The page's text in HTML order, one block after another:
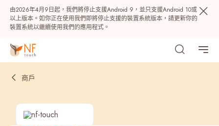
由2026年4月9日起，我們將停止支援Android 9，並只支援Android 10或
以上版本。如你正在使用我們即將停止支援的裝置系統版本，請更新你的
裝置系統以繼續使用我們的應用程式。
商戶